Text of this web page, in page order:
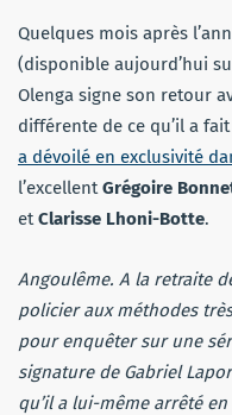
Quelques mois après
(disponible aujourd’hui
Olenga signe son retour
différente de ce qu’il a
a dévoilé en exclusivité
l’excellentGrégoire
etClarisse Lhoni-Botte.
Angoulême. A la retraite
policier aux méthodes
pour enquêter sur une
signature de Gabriel
qu’il a lui-même arrêté